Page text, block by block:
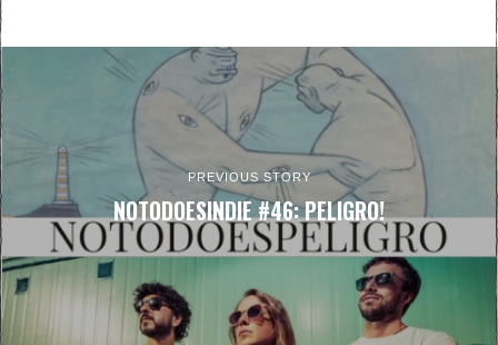
PREVIOUS STORY
NOTODOESINDIE #46: PELIGRO!